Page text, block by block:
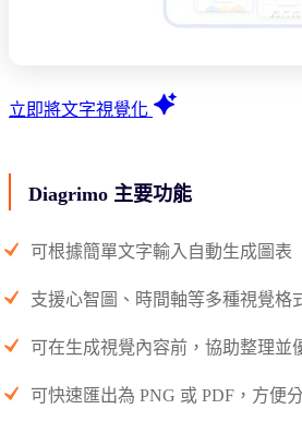
立即將文字視覺化
Diagrimo 主要功能
可根據簡單文字輸入自動生成圖表
支援心智圖、時間軸等多種視覺格
可在生成視覺內容前，協助整理並
可快速匯出為 PNG 或 PDF，方便